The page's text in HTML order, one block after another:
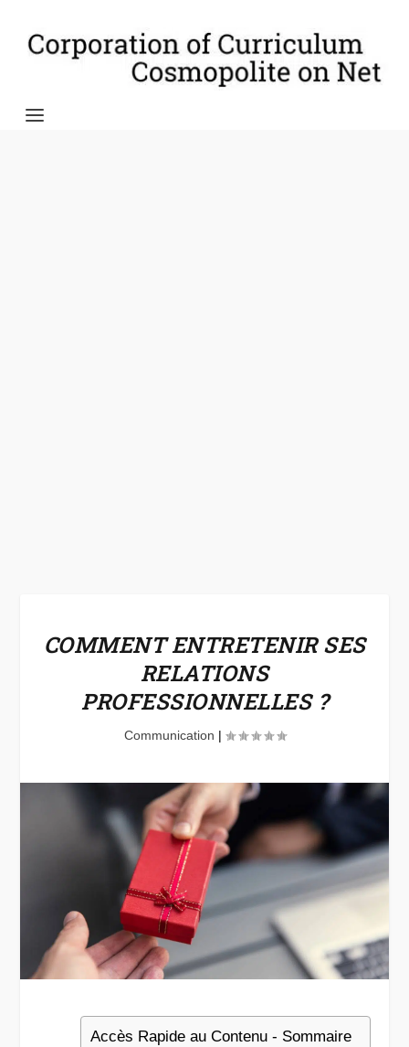
COMMENT ENTRETENIR SES
RELATIONS
PROFESSIONNELLES ?
Communication |
Accès Rapide au Contenu - Sommaire